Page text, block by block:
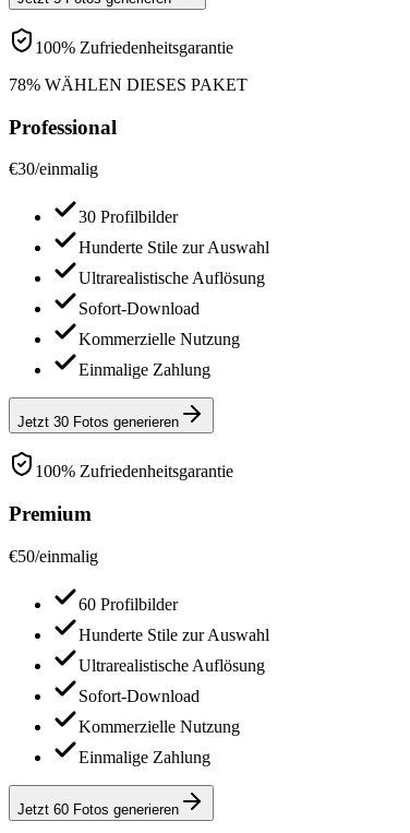
100% Zufriedenheitsgarantie
78% WÄHLEN DIESES PAKET
Professional
€30/einmalig
30 Profilbilder
Hunderte Stile zur Auswahl
Ultrarealistische Auflösung
Sofort-Download
Kommerzielle Nutzung
Einmalige Zahlung
Jetzt 30 Fotos generieren
100% Zufriedenheitsgarantie
Premium
€50/einmalig
60 Profilbilder
Hunderte Stile zur Auswahl
Ultrarealistische Auflösung
Sofort-Download
Kommerzielle Nutzung
Einmalige Zahlung
Jetzt 60 Fotos generieren